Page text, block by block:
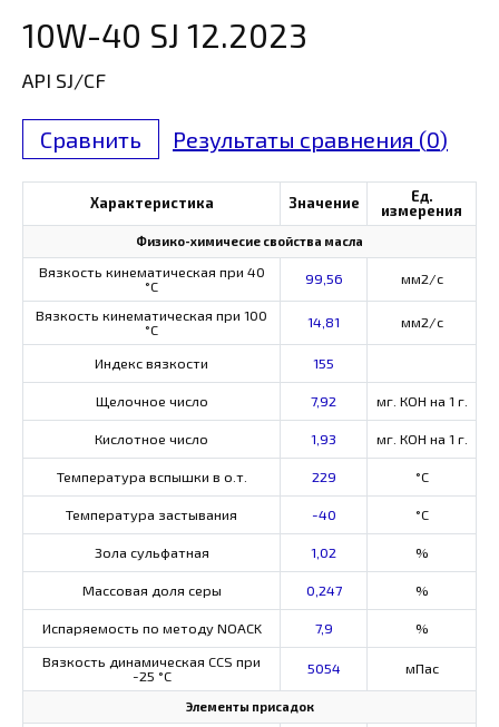
10W-40 SJ 12.2023
API SJ/CF
Сравнить Результаты сравнения (0)
Характеристика Значение
Ед.
измерения
Физико-химичесие свойства масла
Вязкость кинематическая при 40
°С
99,56 мм2/с
Вязкость кинематическая при 100
°С
14,81 мм2/с
Индекс вязкости 155
Щелочное число 7,92 мг. КОН на 1 г.
Кислотное число 1,93 мг. КОН на 1 г.
Температура вспышки в о.т. 229 °C
Температура застывания -40 °C
Зола сульфатная 1,02 %
Массовая доля серы 0,247 %
Испаряемость по методу NOACK 7,9
%
Вязкость динамическая CCS при
-25 °С
5054 мПас
Элементы присадок